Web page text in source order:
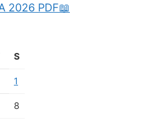
2026 PDF📖
S
1
8